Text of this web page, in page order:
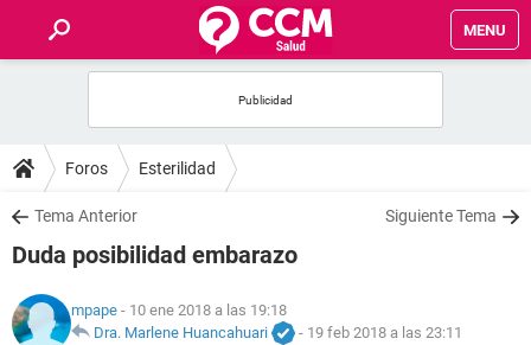
MENU
FOROS
SALUD
FAMILIA
NUTRICIÓN
Foros Esterilidad
Tema Anterior Siguiente Tema
Duda posibilidad embarazo
mpape - 10 ene 2018 a las 19:18
Dra. Marlene Huancahuari
- 19 feb 2018 a las 23:11